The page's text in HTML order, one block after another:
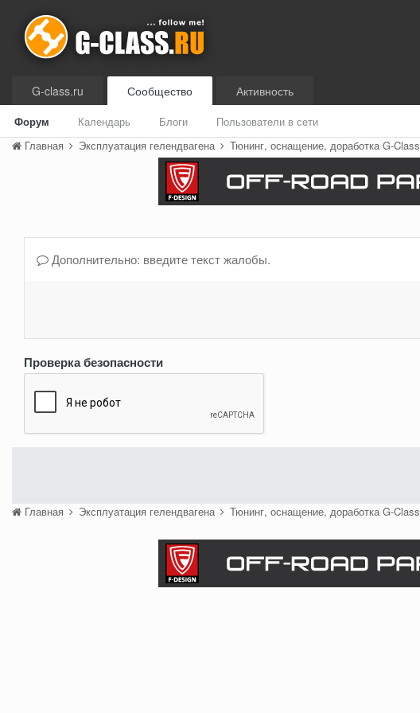
G-class.ru Сообщество
Форум Календарь Блоги Пользователи в сети
Активность
Главная Эксплуатация гелендвагена Тюнинг, оснащение, доработка G-Class
Дополнительно: введите текст жалобы.
Проверка безопасности
Главная Эксплуатация гелендвагена Тюнинг, оснащение, доработка G-Class